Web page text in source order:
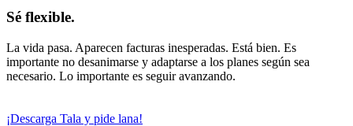
Sé flexible.
La vida pasa. Aparecen facturas inesperadas. Está bien. Es
importante no desanimarse y adaptarse a los planes según sea
necesario. Lo importante es seguir avanzando.
¡Descarga Tala y pide lana!